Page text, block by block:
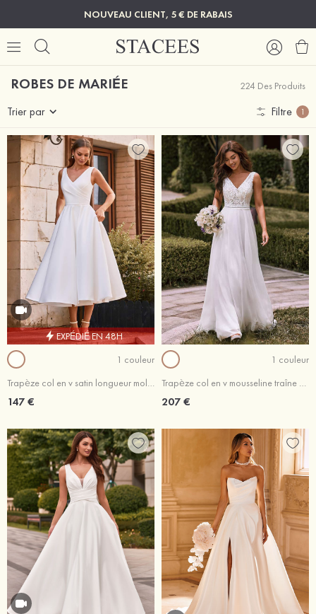
NOUVEAU CLIENT, 5 € DE RABAIS
ROBES DE MARIÉE 224 Des Produits
Trier par Filtre 1
EXPÉDIÉ EN 48H
1 couleur
Trapèze col en v satin longueur mollet robe de mariée avec plissé poches
147 €
1 couleur
Trapèze col en v mousseline traîne balayage robe de mariée
207 €